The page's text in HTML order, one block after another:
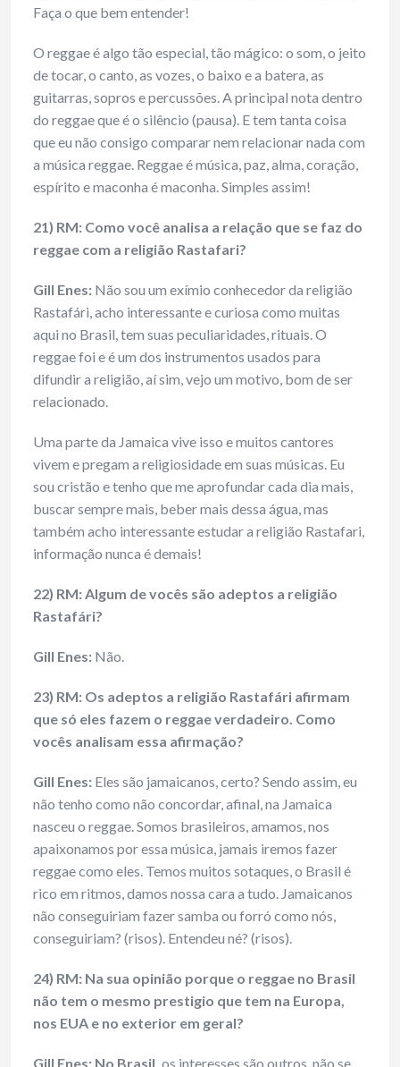
Faça o que bem entender!
O reggae é algo tão especial, tão mágico: o som, o jeito
de tocar, o canto, as vozes, o baixo e a batera, as
guitarras, sopros e percussões. A principal nota dentro
do reggae que é o silêncio (pausa). E tem tanta coisa
que eu não consigo comparar nem relacionar nada com
a música reggae. Reggae é música, paz, alma, coração,
espírito e maconha é maconha. Simples assim!
21) RM: Como você analisa a relação que se faz do
reggae com a religião Rastafari?
Gill Enes: Não sou um exímio conhecedor da religião
Rastafári, acho interessante e curiosa como muitas
aqui no Brasil, tem suas peculiaridades, rituais. O
reggae foi e é um dos instrumentos usados para
difundir a religião, aí sim, vejo um motivo, bom de ser
relacionado.
Uma parte da Jamaica vive isso e muitos cantores
vivem e pregam a religiosidade em suas músicas. Eu
sou cristão e tenho que me aprofundar cada dia mais,
buscar sempre mais, beber mais dessa água, mas
também acho interessante estudar a religião Rastafari,
informação nunca é demais!
22) RM: Algum de vocês são adeptos a religião
Rastafári?
Gill Enes: Não.
23) RM: Os adeptos a religião Rastafári afirmam
que só eles fazem o reggae verdadeiro. Como
vocês analisam essa afirmação?
Gill Enes: Eles são jamaicanos, certo? Sendo assim, eu
não tenho como não concordar, afinal, na Jamaica
nasceu o reggae. Somos brasileiros, amamos, nos
apaixonamos por essa música, jamais iremos fazer
reggae como eles. Temos muitos sotaques, o Brasil é
rico em ritmos, damos nossa cara a tudo. Jamaicanos
não conseguiriam fazer samba ou forró como nós,
conseguiriam? (risos). Entendeu né? (risos).
24) RM: Na sua opinião porque o reggae no Brasil
não tem o mesmo prestigio que tem na Europa,
nos EUA e no exterior em geral?
Gill Enes: No Brasil, os interesses são outros, não se